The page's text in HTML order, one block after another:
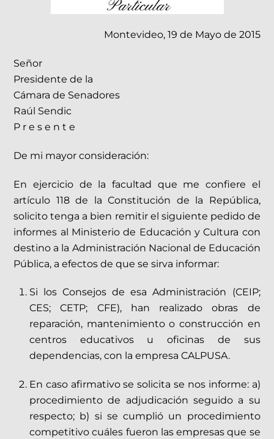
Montevideo, 19 de Mayo de 2015
Señor
Presidente de la
Cámara de Senadores
Raúl Sendic
P r e s e n t e
De mi mayor consideración:
En ejercicio de la facultad que me confiere el
artículo 118 de la Constitución de la República,
solicito tenga a bien remitir el siguiente pedido de
informes al Ministerio de Educación y Cultura con
destino a la Administración Nacional de Educación
Pública, a efectos de que se sirva informar:
Si los Consejos de esa Administración (CEIP;
CES; CETP; CFE), han realizado obras de
reparación, mantenimiento o construcción en
centros educativos u oficinas de sus
dependencias, con la empresa CALPUSA.
En caso afirmativo se solicita se nos informe: a)
procedimiento de adjudicación seguido a su
respecto; b) si se cumplió un procedimiento
competitivo cuáles fueron las empresas que se